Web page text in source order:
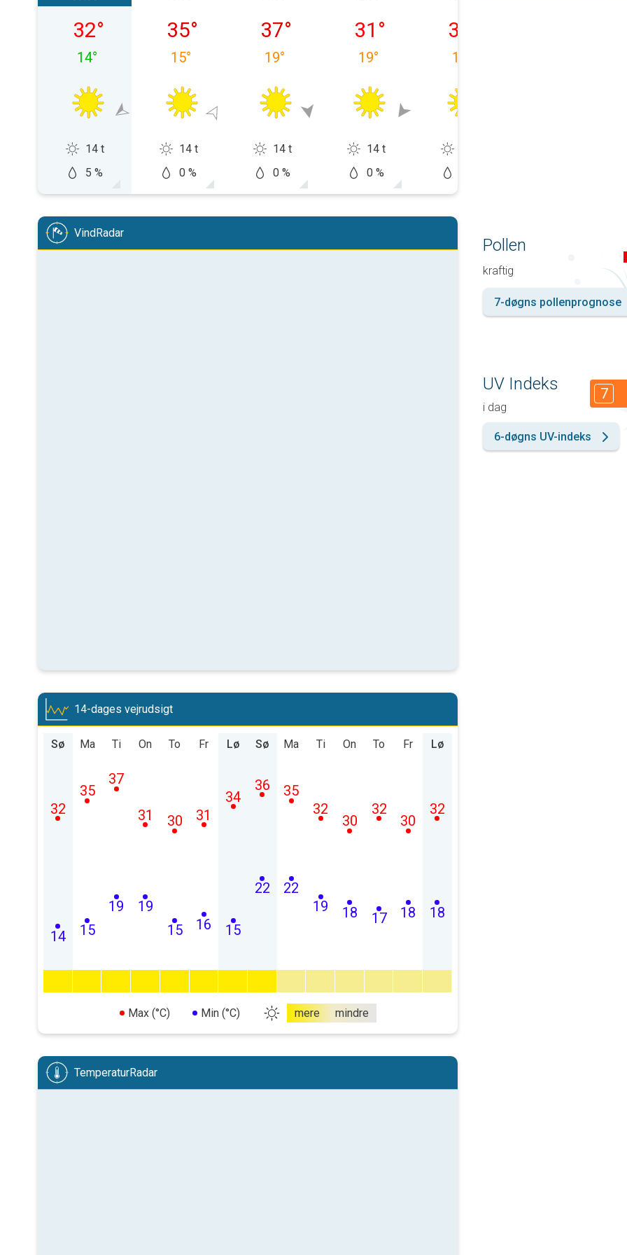
søndag 09.08
32°
14°
14 t
5 %
mandag 10.08
35°
15°
14 t
0 %
tirsdag 11.08
37°
19°
14 t
0 %
onsdag 12.08
31 °
19°
14 t
0 %
30
15
VindRadar
14-dages vejrudsigt
Sø
14
32
Ma
15
35
Ti
19
37
On
19
31
To
15
30
Fr
16
31
Lø
15
34
Sø
22
36
Ma
22
35
Ti
19
32
On
18
30
To
17
32
Fr
18
30
Lø
18
32
Max (°C) Min (°C) mere mindre
TemperaturRadar
Pollen
kraftig
7-døgns pollenprognose
UV Indeks
i dag
7
6-døgns UV-indeks